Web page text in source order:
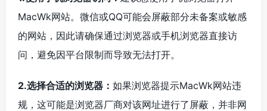
MacWk网站。微信或QQ可能会屏蔽部分未备案或敏感
的网站，因此请确保通过浏览器或手机浏览器直接访
问，避免因平台限制而导致无法打开。
2.选择合适的浏览器： 如果浏览器提示MacWk网站违
规，这可能是浏览器厂商对该网址进行了屏蔽，并非网